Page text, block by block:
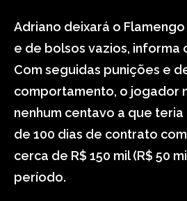
Adriano deixará o
e de bolsos vazios, informa
Com seguidas punições e
comportamento, o jogador
nenhum centavo a que
de 100 dias de contrato
cerca de R$ 150 mil (R$ 50
período.